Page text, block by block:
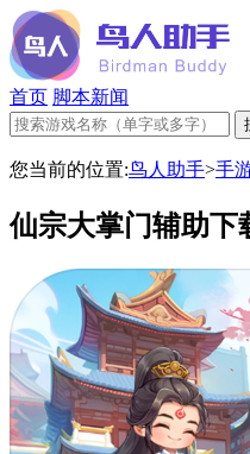
首页 脚本新闻
您当前的位置:鸟人助手>手
仙宗大掌门辅助下